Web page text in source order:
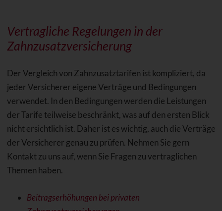
Vertragliche Regelungen in der
Zahnzusatzversicherung
Der Vergleich von Zahnzusatztarifen ist kompliziert, da
jeder Versicherer eigene Verträge und Bedingungen
verwendet. In den Bedingungen werden die Leistungen
der Tarife teilweise beschränkt, was auf den ersten Blick
nicht ersichtlich ist. Daher ist es wichtig, auch die Verträge
der Versicherer genau zu prüfen. Nehmen Sie gern
Kontakt zu uns auf, wenn Sie Fragen zu vertraglichen
Themen haben.
Beitragserhöhungen bei privaten